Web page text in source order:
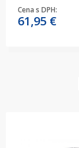
Cena s DPH:
61,95 €